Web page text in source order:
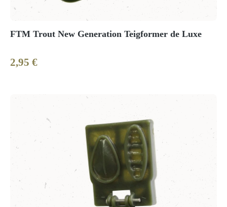
FTM Trout New Generation Teigformer de Luxe
Regulärer Preis:
2,95 €